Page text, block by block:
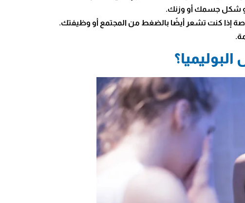
أو شكل جسمك أو وزنك.
إذا كنت تشعر أيضًا بالضغط من المجتمع أو وظيفتك.